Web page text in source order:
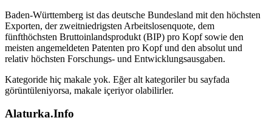
Baden-Württemberg ist das deutsche Bundesland mit den höchsten
Exporten, der zweitniedrigsten Arbeitslosenquote, dem
fünfthöchsten Bruttoinlandsprodukt (BIP) pro Kopf sowie den
meisten angemeldeten Patenten pro Kopf und den absolut und
relativ höchsten Forschungs- und Entwicklungsausgaben.
Kategoride hiç makale yok. Eğer alt kategoriler bu sayfada
görüntüleniyorsa, makale içeriyor olabilirler.
Alaturka.Info